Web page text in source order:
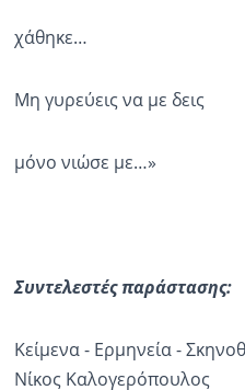
χάθηκε…
Μη γυρεύεις να με δεις
μόνο νιώσε με…»
Συντελεστές παράστασης:
Κείμενα - Ερμηνεία -
Νίκος Καλογερόπουλος